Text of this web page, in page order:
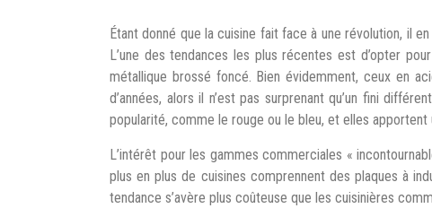
Étant donné que la cuisine fait face à une révolution, il
L’une des tendances les plus récentes est d’opter
métallique brossé foncé. Bien évidemment, ceux en
d’années, alors il n’est pas surprenant qu’un fini
popularité, comme le rouge ou le bleu, et elles apportent
L’intérêt pour les gammes commerciales «
plus en plus de cuisines comprennent des plaques à
tendance s’avère plus coûteuse que les cuisinières